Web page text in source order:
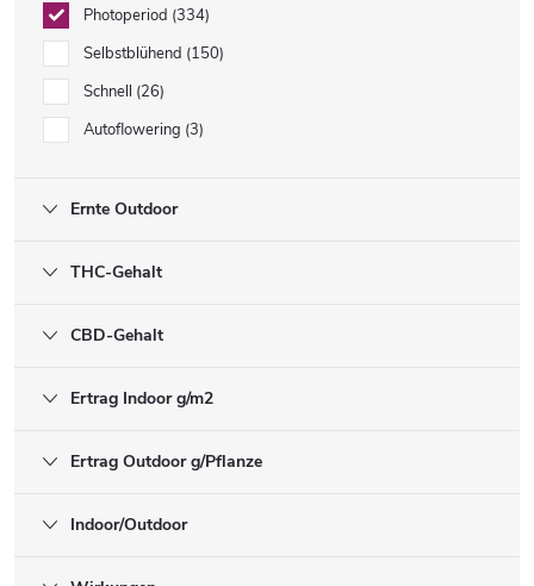
Photoperiod 334
Selbstblühend 150
Schnell 26
Autoflowering 3
Ernte Outdoor
THC-Gehalt
CBD-Gehalt
Ertrag Indoor g/m2
Ertrag Outdoor g/Pflanze
Indoor/Outdoor